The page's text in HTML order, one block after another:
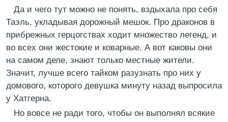
Да и чего тут можно не понять, вздыхала про себя
Таэль, укладывая дорожный мешок. Про драконов в
прибрежных герцогствах ходит множество легенд, и
во всех они жестокие и коварные. А вот каковы они
на самом деле, знают только местные жители.
Значит, лучше всего тайком разузнать про них у
домового, которого девушка минуту назад выпросила
у Хатгерна.
Но вовсе не ради того, чтобы он выполнял всякие